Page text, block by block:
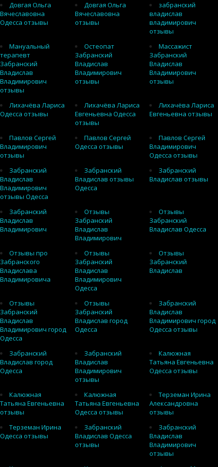
Довгая Ольга
Вячеславовна
Одесса отзывы
Довгая Ольга
Вячеславовна
отзывы
забранский
владислав
владимирович
отзывы
Мануальный
терапевт
Забранский
Владислав
Владимирович
отзывы
Остеопат
Забранский
Владислав
Владимирович
отзывы
Массажист
Забранский
Владислав
Владимирович
отзывы
Лихачёва Лариса
Одесса отзывы
Лихачёва Лариса
Евгеньевна Одесса
отзывы
Лихачёва Лариса
Евгеньевна отзывы
Павлов Сергей
Владимирович
отзывы
Павлов Сергей
Одесса отзывы
Павлов Сергей
Владимирович
Одесса отзывы
Забранский
Владислав
Владимирович
отзывы Одесса
Забранский
Владислав отзывы
Одесса
Забранский
Владислав отзывы
Забранский
Владислав
Владимирович
Отзывы
Забранский
Владислав
Владимирович
Отзывы
Забранский
Владислав Одесса
Отзывы про
Забранского
Владислава
Владимировича
Отзывы
Забранский
Владислав
Владимирович
Одесса
Отзывы
Забранский
Владислав
Отзывы
Забранский
Владислав
Владимирович город
Одесса
Отзывы
Забранский
Владислав город
Одесса
Забранский
Владислав
Владимирович город
Одесса отзывы
Забранский
Владислав город
Одесса
Забранский
Владислав
Владимирович
отзывы
Калюжная
Татьяна Евгеньевна
Одесса отзывы
Калюжная
Татьяна Евгеньевна
отзывы
Калюжная
Татьяна Евгеньевна
Одесса отзывы
Терземан Ирина
Александровна
отзывы
Терземан Ирина
Одесса отзывы
Забранский
Владислав Одесса
отзывы
Забранский
Владислав
Владимирович
отзывы